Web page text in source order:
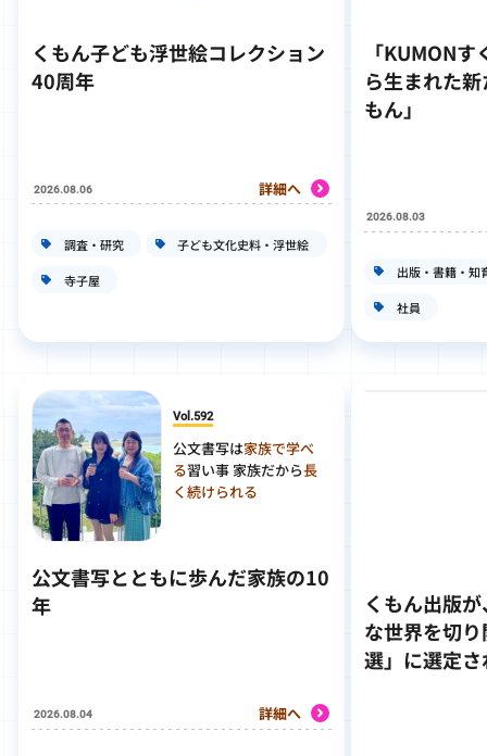
くもん子ども浮世絵コレクション
40周年
2026.08.06 詳細へ
調査・研究 子ども文化史料・浮世絵
寺子屋
Vol.592
公文書写は家族で学べ
る習い事 家族だから長
く続けられる
公文書写とともに歩んだ家族の10
年
2026.08.04 詳細へ
「KUMON
ら生まれた
もん」
2026.08.03
出版・書籍・知
社員
くもん出版
な世界を切
選」に選定